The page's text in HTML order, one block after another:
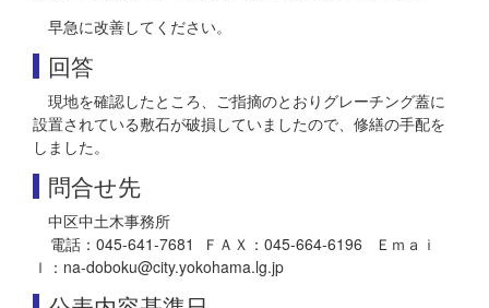
早急に改善してください。
回答
現地を確認したところ、ご指摘のとおりグレーチング蓋に
設置されている敷石が破損していましたので、修繕の手配を
しました。
問合せ先
中区中土木事務所
電話：045-641-7681 ＦＡＸ：045-664-6196 Ｅｍａｉ
ｌ：na-doboku@city.yokohama.lg.jp